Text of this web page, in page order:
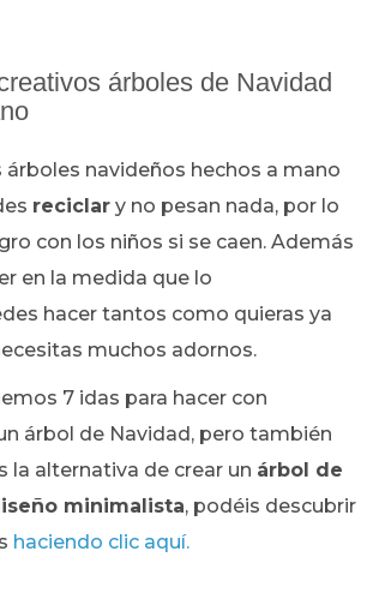
árboles de Navidad
árboles navideños hechos a mano
reciclar y no pesan nada, por lo
con los niños si se caen. Además
en la medida que lo
hacer tantos como quieras ya
muchos adornos.
7 idas para hacer con
árbol de Navidad, pero también
la alternativa de crear un árbol de
minimalista, podéis descubrir
haciendo clic aquí.